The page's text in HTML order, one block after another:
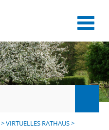
>VIRTUELLES RATHAUS>